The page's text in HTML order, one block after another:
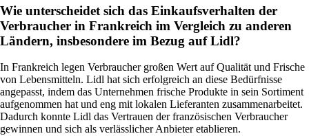
Wie unterscheidet sich das Einkaufsverhalten der
Verbraucher in Frankreich im Vergleich zu anderen
Ländern, insbesondere im Bezug auf Lidl?
In Frankreich legen Verbraucher großen Wert auf Qualität und Frische
von Lebensmitteln. Lidl hat sich erfolgreich an diese Bedürfnisse
angepasst, indem das Unternehmen frische Produkte in sein Sortiment
aufgenommen hat und eng mit lokalen Lieferanten zusammenarbeitet.
Dadurch konnte Lidl das Vertrauen der französischen Verbraucher
gewinnen und sich als verlässlicher Anbieter etablieren.